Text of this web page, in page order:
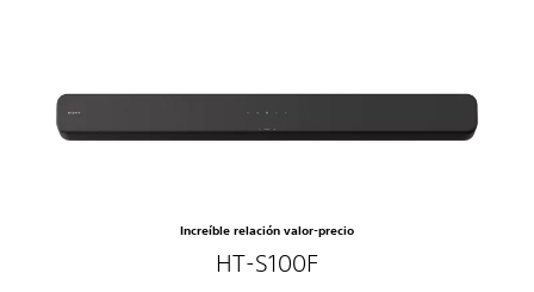
Increíble relación valor-precio
HT-S100F